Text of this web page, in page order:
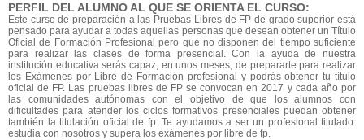
PERFIL DEL ALUMNO AL QUE SE ORIENTA EL CURSO:
Este curso de preparación a las Pruebas Libres de FP de grado superior está
pensado para ayudar a todas aquellas personas que desean obtener un Título
Oficial de Formación Profesional pero que no disponen del tiempo suficiente
para realizar las clases de forma presencial. Con la ayuda de nuestra
institución educativa serás capaz, en unos meses, de prepararte para realizar
los Exámenes por Libre de Formación profesional y podrás obtener tu título
oficial de FP. Las pruebas libres de FP se convocan en 2017 y cada año por
las comunidades autónomas con el objetivo de que los alumnos con
dificultades para atender los ciclos formativos presenciales puedan obtener
también la titulación oficial de fp. Te ayudamos a ser un profesional titulado:
estudia con nosotros y supera los exámenes por libre de fp.